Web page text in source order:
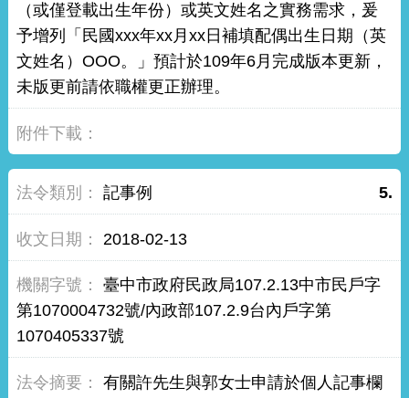
（或僅登載出生年份）或英文姓名之實務需求，爰
予增列「民國xxx年xx月xx日補填配偶出生日期（英
文姓名）OOO。」預計於109年6月完成版本更新，
未版更前請依職權更正辦理。
5.
記事例
2018-02-13
臺中市政府民政局107.2.13中市民戶字
第1070004732號/內政部107.2.9台內戶字第
1070405337號
有關許先生與郭女士申請於個人記事欄